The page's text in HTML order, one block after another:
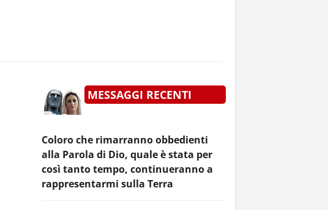
MESSAGGI RECENTI
Coloro che rimarranno obbedienti
alla Parola di Dio, quale è stata per
così tanto tempo, continueranno a
rappresentarmi sulla Terra